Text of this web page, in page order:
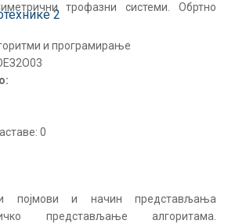
трофазни системи. Обртно
2
и програмирање
0
појмови и начин представљања
представљање алгоритама.